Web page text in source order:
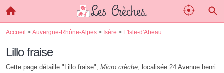
Accueil > Auvergne-Rhône-Alpes > Isère > L'Isle-d'Abeau
Lillo fraise
Cette page détaille "Lillo fraise", Micro crèche, localisée 24 Avenue henri